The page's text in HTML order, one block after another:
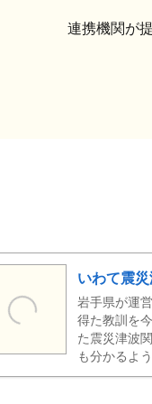
連携機関が
いわて震
岩手県が運
得た教訓を
た震災津波
も分かるよ